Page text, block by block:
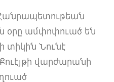
օրը ամփոփուած են
Նունէ
վարժարանի